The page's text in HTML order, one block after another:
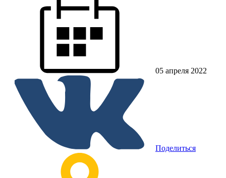
05 апреля 2022
Поделиться